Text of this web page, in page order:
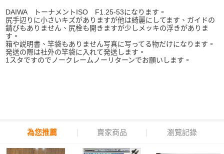
DAIWA トーナメントISO F1.25-53になります。
尻手辺りに小さいキズがありますが他は綺麗にしてます、ガイドの
錆びもありません、尻栓も開きますが少しメッキの浮きがありま
す。
箱や説明書、竿袋もありません写真に写ってる物だけになります。
発送の際は社外の竿袋に入れて発送します。
1スタですのでノークレームノーリターンでお願いします。
為您推薦 賣家商品 瀏覽記錄